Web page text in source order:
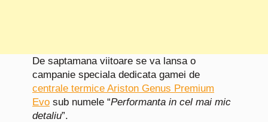
De saptamana viitoare se va lansa o
campanie speciala dedicata gamei de
centrale termice Ariston Genus Premium
Evo sub numele “Performanta in cel mai mic
detaliu”.